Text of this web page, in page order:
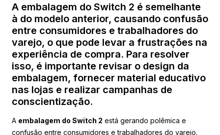
A embalagem do Switch 2 é semelhante
à do modelo anterior, causando confusão
entre consumidores e trabalhadores do
varejo, o que pode levar a frustrações na
experiência de compra. Para resolver
isso, é importante revisar o design da
embalagem, fornecer material educativo
nas lojas e realizar campanhas de
conscientização.
A embalagem do Switch 2 está gerando polêmica e
confusão entre consumidores e trabalhadores do varejo.